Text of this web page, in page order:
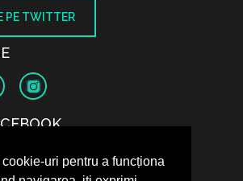
uri pentru a funcționa
PE TWITTER